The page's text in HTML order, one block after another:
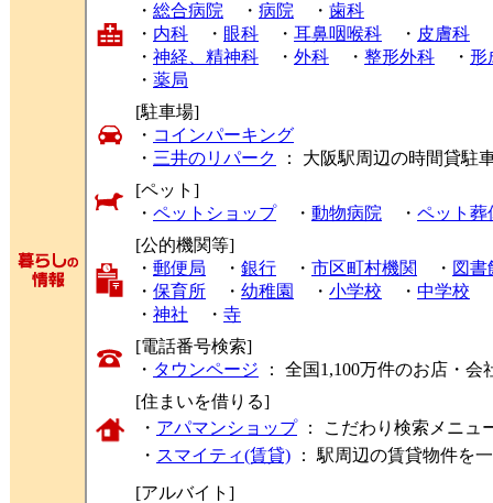
・ 総合病院 ・ 病院 ・ 歯科
・ 内科 ・ 眼科 ・ 耳鼻咽喉科 ・ 皮膚科
・ 神経、精神科 ・ 外科 ・ 整形外科 ・ 形
・ 薬局
[駐車場]
・ コインパーキング
・ 三井のリパーク
： 大阪駅周辺の時間貸駐
[ペット]
・ ペットショップ・ 動物病院 ・ ペット葬
[公的機関等]
・ 郵便局 ・ 銀行 ・ 市区町村機関 ・ 図書
・ 保育所 ・ 幼稚園 ・ 小学校 ・ 中学校
・ 神社 ・ 寺
[電話番号検索]
・ タウンページ ： 全国1,100万件のお店・
[住まいを借りる]
・ アパマンショップ： こだわり検索メニュ
・ スマイティ(賃貸) ： 駅周辺の賃貸物件を
[アルバイト]